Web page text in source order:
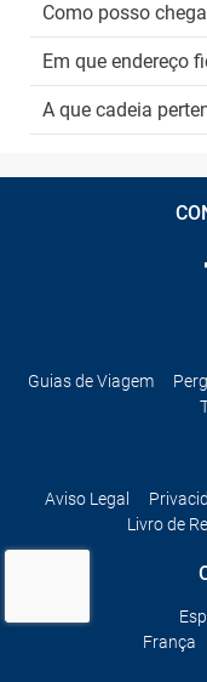
Como posso
Em que endereço
A que cadeia
Guias de Viagem
Aviso Legal
Livro de
França